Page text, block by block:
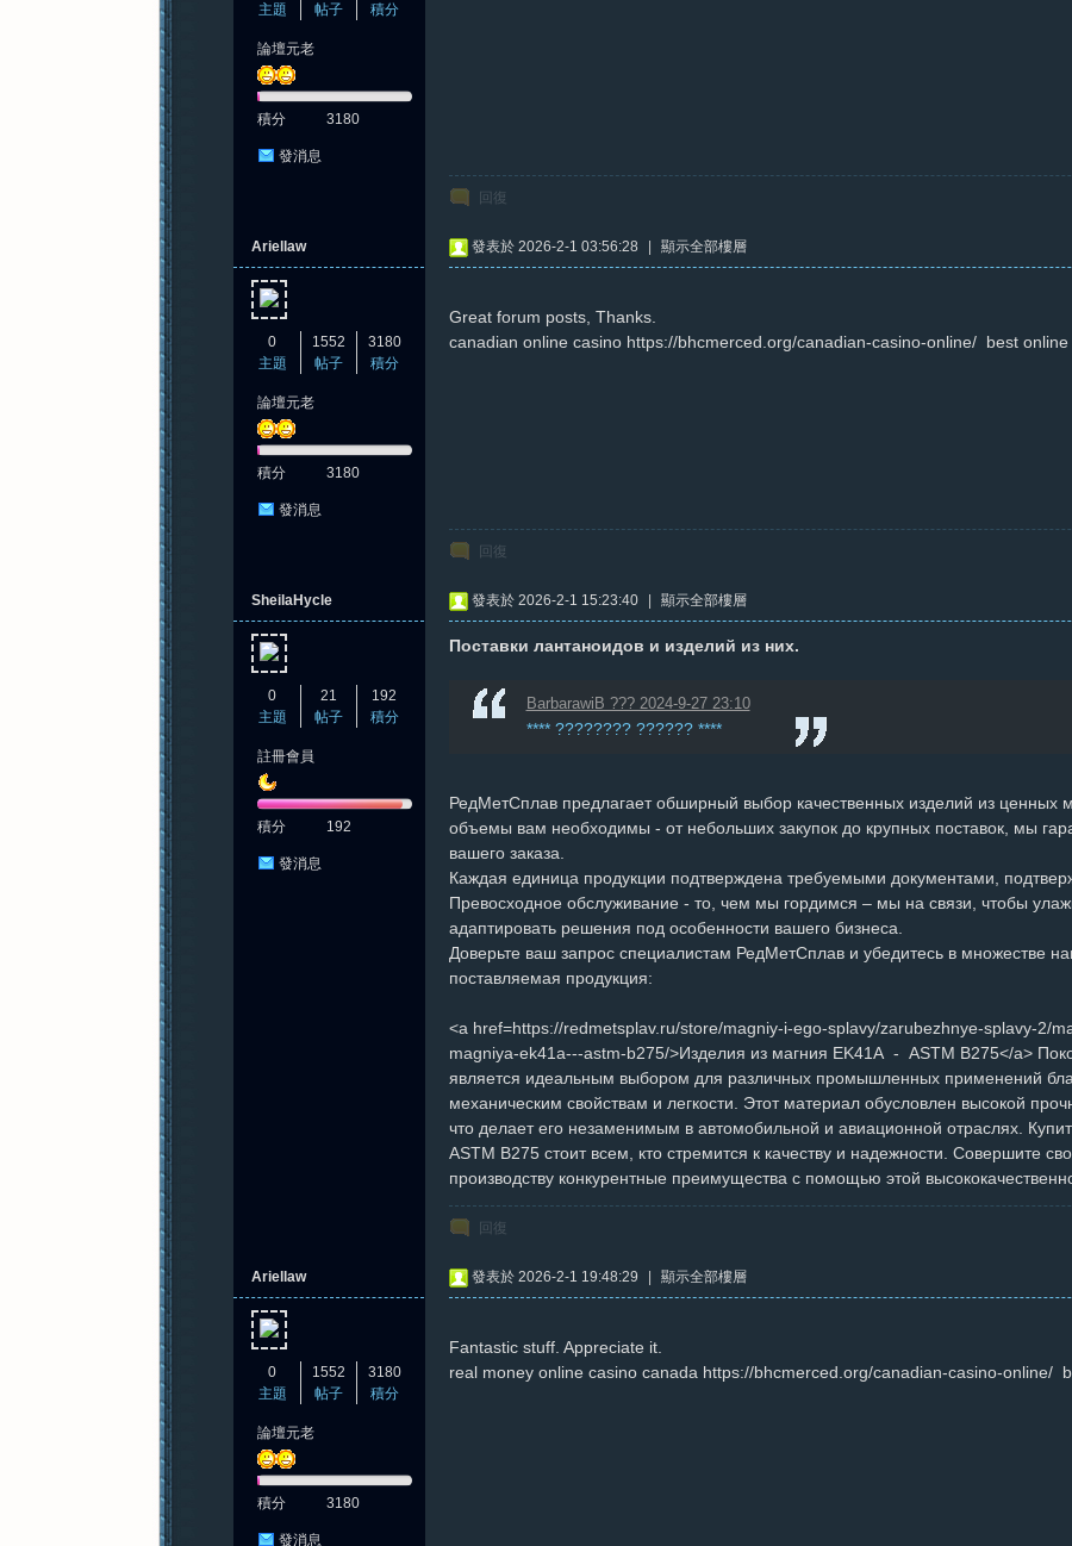
主題
帖子
積分
論壇元老
積分 3180
發消息
回復
Ariellaw
0
主題
1552
帖子
3180
積分
論壇元老
積分 3180
發消息
發表於 2026-2-1 03:56:28 顯示全部樓層
Great forum posts, Thanks.
canadian online casino https://bhcmerced.org/canadian-casino-online/ best online
回復
SheilaHycle
0
主題
21
帖子
192
積分
註冊會員
積分 192
發消息
發表於 2026-2-1 15:23:40 顯示全部樓層
Поставки лантаноидов и изделий из них.
BarbarawiB ??? 2024-9-27 23:10
**** ???????? ?????? ****
РедМетСплав предлагает обширный выбор качественных изделий из ценных
объемы вам необходимы - от небольших закупок до крупных поставок, мы
вашего заказа.
Каждая единица продукции подтверждена требуемыми документами,
Превосходное обслуживание - то, чем мы гордимся – мы на связи, чтобы
адаптировать решения под особенности вашего бизнеса.
Доверьте ваш запрос специалистам РедМетСплав и убедитесь в множестве
поставляемая продукция:
<a href=https://redmetsplav.ru/store/magniy-i-ego-splavy/zarubezhnye-splavy-2/
magniya-ek41a---astm-b275/>Изделия из магния EK41A - ASTM B275</a>
является идеальным выбором для различных промышленных применений
механическим свойствам и легкости. Этот материал обусловлен высокой
что делает его незаменимым в автомобильной и авиационной отраслях.
ASTM B275 стоит всем, кто стремится к качеству и надежности. Совершите
производству конкурентные преимущества с помощью этой
回復
Ariellaw
0
主題
1552
帖子
3180
積分
論壇元老
積分 3180
發消息
發表於 2026-2-1 19:48:29 顯示全部樓層
Fantastic stuff. Appreciate it.
real money online casino canada https://bhcmerced.org/canadian-casino-online/